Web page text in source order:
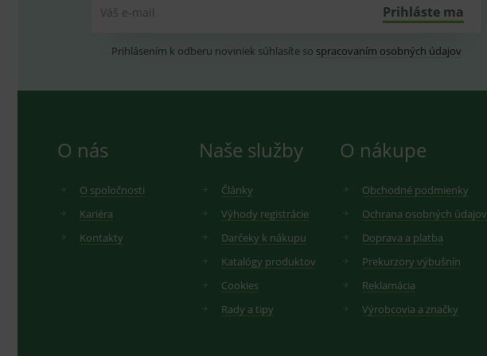
Váš e-mail Prihláste ma
Prihlásením k odberu noviniek súhlasíte so spracovaním osobných údajov
O nás
O spoločnosti
Kariéra
Kontakty
Naše služby
Články
Výhody registrácie
Darčeky k nákupu
Katalógy produktov
Cookies
Rady a tipy
O nákupe
Obchodné podmienky
Ochrana osobných údajov
Doprava a platba
Prekurzory výbušnín
Reklamácia
Výrobcovia a značky